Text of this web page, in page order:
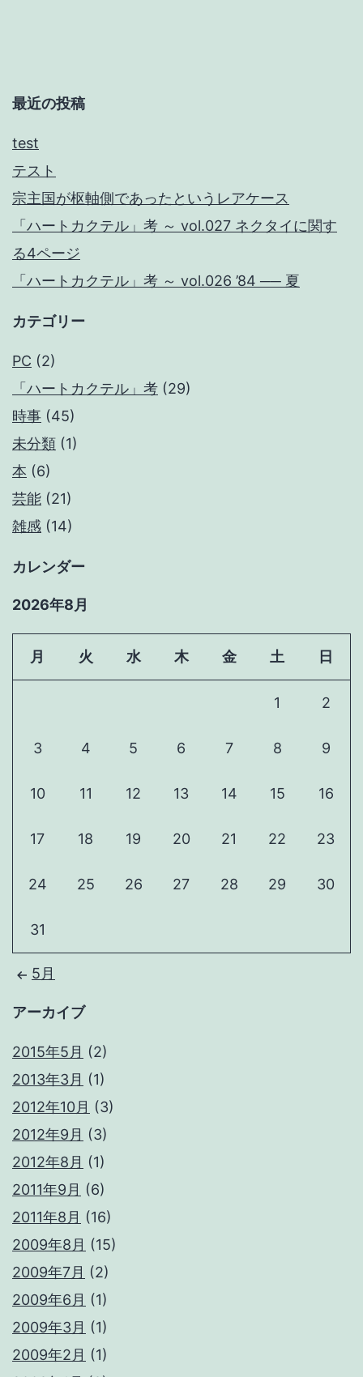
ョ
ン
最近の投稿
test
テスト
宗主国が枢軸側であったというレアケース
「ハートカクテル」考 ～ vol.027 ネクタイに関す
る4ページ
「ハートカクテル」考 ～ vol.026 ’84 ── 夏
カテゴリー
PC (2)
「ハートカクテル」考 (29)
時事 (45)
未分類 (1)
本 (6)
芸能 (21)
雑感 (14)
カレンダー
2026年8月
月 火 水 木 金 土 日
1 2
3 4 5 6 7 8 9
10 11 12 13 14 15 16
17 18 19 20 21 22 23
24 25 26 27 28 29 30
31
5月
アーカイブ
2015年5月 (2)
2013年3月 (1)
2012年10月 (3)
2012年9月 (3)
2012年8月 (1)
2011年9月 (6)
2011年8月 (16)
2009年8月 (15)
2009年7月 (2)
2009年6月 (1)
2009年3月 (1)
2009年2月 (1)